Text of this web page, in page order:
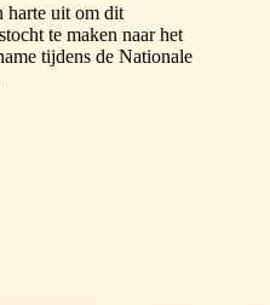
harte uit om dit
te maken naar het
tijdens de Nationale